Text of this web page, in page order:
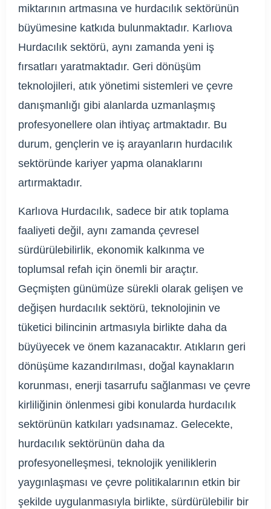
miktarının artmasına ve hurdacılık sektörünün
büyümesine katkıda bulunmaktadır. Karlıova
Hurdacılık sektörü, aynı zamanda yeni iş
fırsatları yaratmaktadır. Geri dönüşüm
teknolojileri, atık yönetimi sistemleri ve çevre
danışmanlığı gibi alanlarda uzmanlaşmış
profesyonellere olan ihtiyaç artmaktadır. Bu
durum, gençlerin ve iş arayanların hurdacılık
sektöründe kariyer yapma olanaklarını
artırmaktadır.
Karlıova Hurdacılık, sadece bir atık toplama
faaliyeti değil, aynı zamanda çevresel
sürdürülebilirlik, ekonomik kalkınma ve
toplumsal refah için önemli bir araçtır.
Geçmişten günümüze sürekli olarak gelişen ve
değişen hurdacılık sektörü, teknolojinin ve
tüketici bilincinin artmasıyla birlikte daha da
büyüyecek ve önem kazanacaktır. Atıkların geri
dönüşüme kazandırılması, doğal kaynakların
korunması, enerji tasarrufu sağlanması ve çevre
kirliliğinin önlenmesi gibi konularda hurdacılık
sektörünün katkıları yadsınamaz. Gelecekte,
hurdacılık sektörünün daha da
profesyonelleşmesi, teknolojik yeniliklerin
yaygınlaşması ve çevre politikalarının etkin bir
şekilde uygulanmasıyla birlikte, sürdürülebilir bir